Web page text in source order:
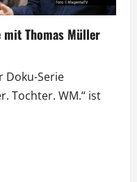
mit Thomas Müller
Doku-Serie
Tochter. WM.“ ist